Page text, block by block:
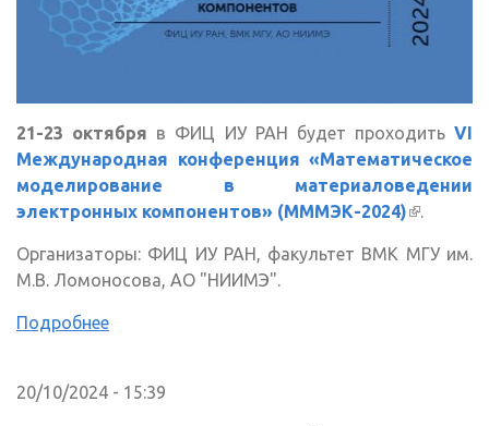
21-23 октября в ФИЦ ИУ РАН будет проходить VI
Международная конференция «Математическое
моделирование в материаловедении
электронных компонентов» (МММЭК-2024)
.
Организаторы: ФИЦ ИУ РАН, факультет ВМК МГУ им.
М.В. Ломоносова, АО "НИИМЭ".
Подробнее
20/10/2024 - 15:39